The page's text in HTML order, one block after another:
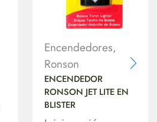
Encendedores,
Ronson
ENCENDEDOR
RONSON JET LITE EN
BLISTER